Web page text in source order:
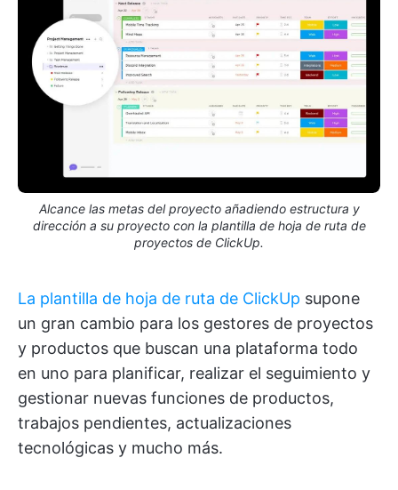
Alcance las metas del proyecto añadiendo estructura y
dirección a su proyecto con la plantilla de hoja de ruta de
proyectos de ClickUp.
La plantilla de hoja de ruta de ClickUp supone
un gran cambio para los gestores de proyectos
y productos que buscan una plataforma todo
en uno para planificar, realizar el seguimiento y
gestionar nuevas funciones de productos,
trabajos pendientes, actualizaciones
tecnológicas y mucho más.